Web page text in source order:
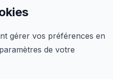
gérer vos préférences en
de votre